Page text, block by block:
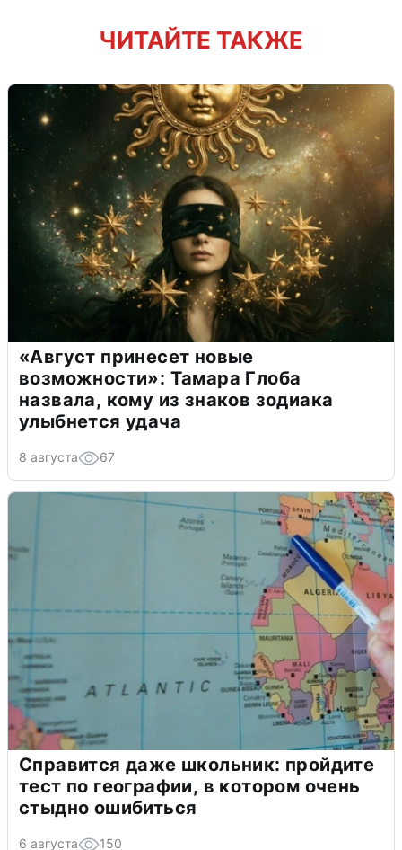
ЧИТАЙТЕ ТАКЖЕ
«Август принесет новые
возможности»: Тамара Глоба
назвала, кому из знаков зодиака
улыбнется удача
8 августа 67
Справится даже школьник: пройдите
тест по географии, в котором очень
стыдно ошибиться
6 августа 150